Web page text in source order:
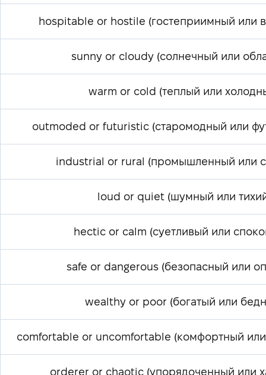
hospitable or hostile (гостеприимный или
sunny or cloudy (солнечный или
warm or cold (теплый или
outmoded or futuristic (старомодный или
industrial or rural (промышленный или
loud or quiet (шумный или
hectic or calm (суетливый или
safe or dangerous (безопасный или
wealthy or poor (богатый или
comfortable or uncomfortable (комфортный
orderer or chaotic (упорядоченный или